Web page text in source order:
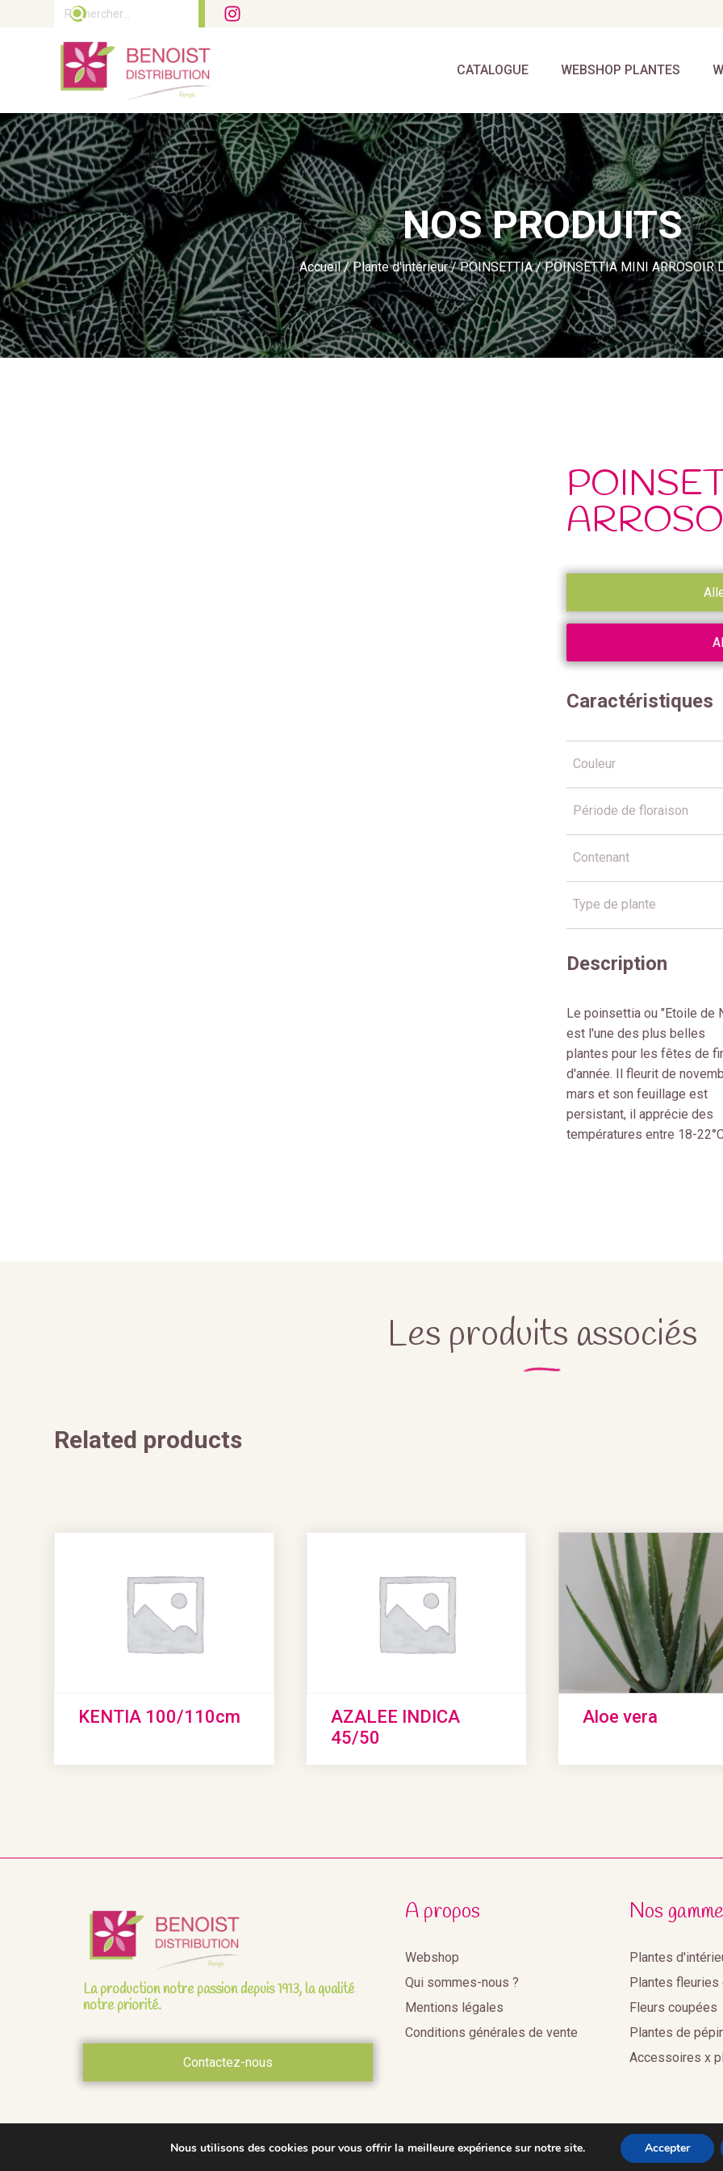
Rechercher :
CATALOGUE WEBSHOP PLANTES
NOS PRODUITS
Accueil/Plante d'intérieur/POINSETTIA/ POINSETTIA MINI ARROSOIR
Caractéristiques
Couleur
Période de floraison
Contenant
Type de plante
Description
Le poinsettia ou "Etoile de
est l'une des plus belles
plantes pour les fêtes de
d'année. Il fleurit de
mars et son feuillage est
persistant, il apprécie des
températures entre 18-
Les produits associés
Related products
KENTIA 100/110cm
AZALEE INDICA
45/50
Aloe vera
La production notre passion depuis 1913, la qualité
notre priorité.
Contactez-nous
A propos
Webshop
Qui sommes-nous ?
Mentions légales
Conditions générales de vente
Nos
Plantes
Plantes
Fleurs coupées
Plantes de
Accessoires x
2020©Benoist Distribution •Réalisation Agence web Youdemus
Nous utilisons des cookies pour vous offrir la meilleure expérience sur notre site. Accepter